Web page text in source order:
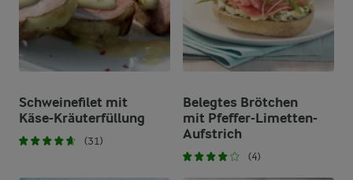
Schweinefilet mit
Käse-Kräuterfüllung
(31)
Belegtes Brötchen
mit Pfeffer-Limetten-
Aufstrich
(4)